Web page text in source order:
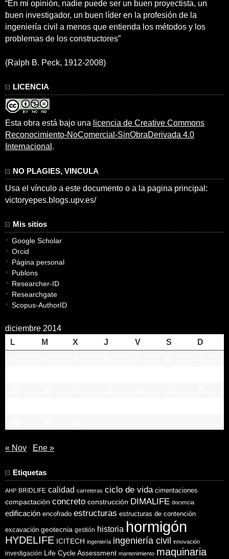
“En mi opinión, nadie puede ser un buen proyectista, un
buen investigador, un buen líder en la profesión de la
ingeniería civil a menos que entienda los métodos y los
problemas de los constructores”
(Ralph B. Peck, 1912-2008)
LICENCIA
Esta obra está bajo una licencia de Creative Commons
Reconocimiento-NoComercial-SinObraDerivada 4.0
Internacional .
NO PLAGIES, VINCULA
Usa el vínculo a este documento o a la pagina principal:
victoryepes.blogs.upv.es/
Mis sitios
Google Scholar
Orcid
Página personal
Publons
Researcher-ID
Researchgate
Scopus-AuthorID
diciembre 2014
L
M X J V S
D
« Nov Ene »
Etiquetas
AHP BRIDLIFE calidad carreteras ciclo de vida cimentaciones
compactación concreto construcción DIMALIFE docencia
edificación encofrado estructuras estructuras de contención
excavación geotecnia gestión historia hormigón
HYDELIFE ICITECH ingeniería ingeniería civil innovación
investigación Life Cycle Assessment mantenimiento maquinaria